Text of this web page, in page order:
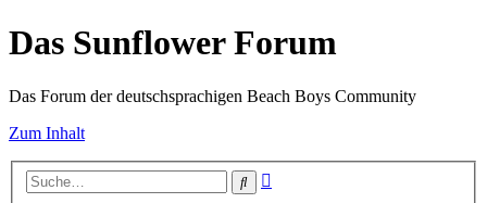
Das Sunflower Forum
Das Forum der deutschsprachigen Beach Boys Community
Zum Inhalt
Suche